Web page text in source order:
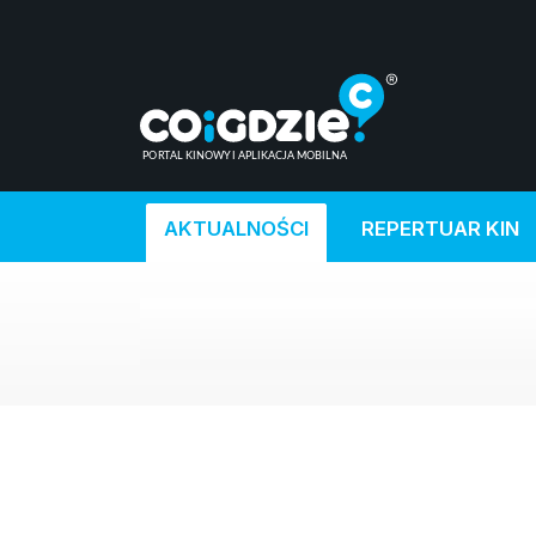
AKTUALNOŚCI REPERTUAR KIN